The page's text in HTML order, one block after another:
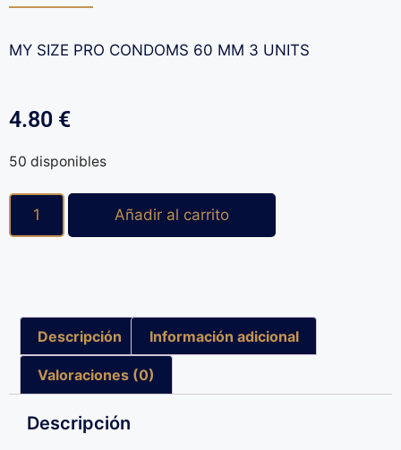
MY SIZE PRO CONDOMS 60 MM 3 UNITS
4.80 €
50 disponibles
Añadir al carrito
Descripción Información adicional
Valoraciones (0)
Descripción